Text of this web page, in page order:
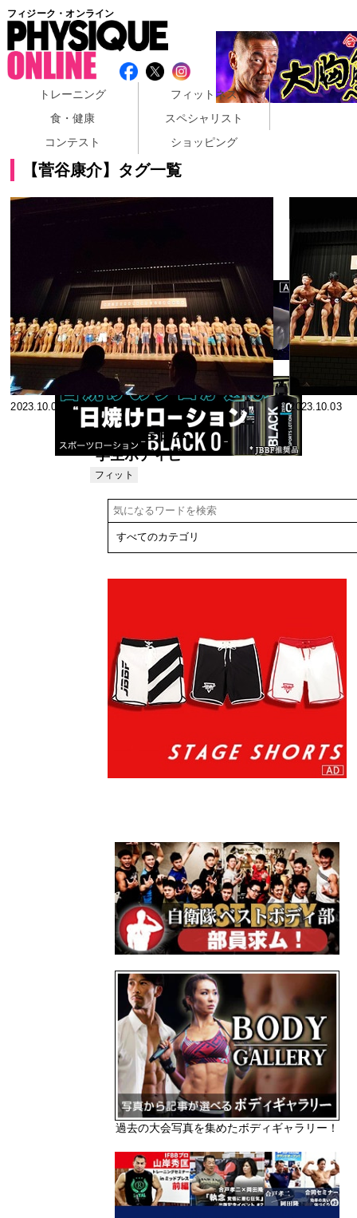
フィジーク・オンライン
トレーニング
フィットネス
食・健康
スペシャリスト
コンテスト
ショッピング
【菅谷康介】タグ一覧
2023.10.07
第57回 全日本
学生ボディビ
ル選手権大会
フィット
2023.10.03
過去の大会写真を集めたボディギャラリー！